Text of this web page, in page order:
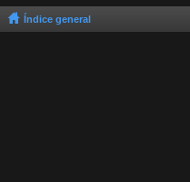
Índice general